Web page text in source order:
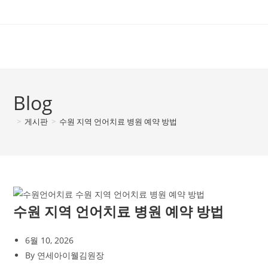
Blog
> 게시판 > 수원 지역 언어치료 병원 예약 방법
수원 지역 언어치료 병원 예약 방법
6월 10, 2026
By 연세아이웰김원장